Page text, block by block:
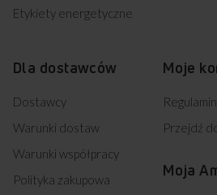
Etykiety energetyczne
Dla dostawców
Dostawcy
Warunki dostaw
Warunki współpracy
Polityka zakupowa
Moje
Przejdź
Moja